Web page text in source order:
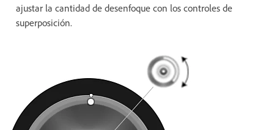
ajustar la cantidad de desenfoque con los controles de
superposición.